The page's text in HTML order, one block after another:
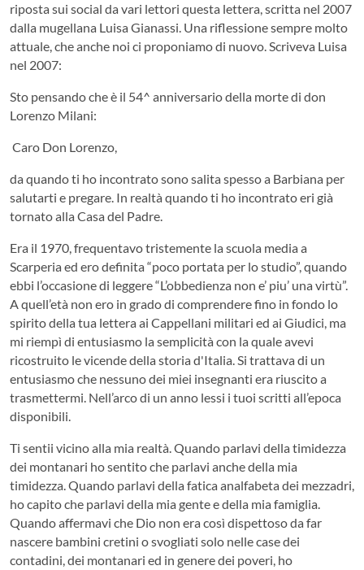
riposta sui social da vari lettori questa lettera, scritta nel 2007
dalla mugellana Luisa Gianassi. Una riflessione sempre molto
attuale, che anche noi ci proponiamo di nuovo. Scriveva Luisa
nel 2007:
Sto pensando che è il 54^ anniversario della morte di don
Lorenzo Milani:
Caro Don Lorenzo,
da quando ti ho incontrato sono salita spesso a Barbiana per
salutarti e pregare. In realtà quando ti ho incontrato eri già
tornato alla Casa del Padre.
Era il 1970, frequentavo tristemente la scuola media a
Scarperia ed ero definita “poco portata per lo studio”, quando
ebbi l’occasione di leggere “L’obbedienza non e’ piu’ una virtù”.
A quell’età non ero in grado di comprendere fino in fondo lo
spirito della tua lettera ai Cappellani militari ed ai Giudici, ma
mi riempì di entusiasmo la semplicità con la quale avevi
ricostruito le vicende della storia d'Italia. Si trattava di un
entusiasmo che nessuno dei miei insegnanti era riuscito a
trasmettermi. Nell’arco di un anno lessi i tuoi scritti all’epoca
disponibili.
Ti sentii vicino alla mia realtà. Quando parlavi della timidezza
dei montanari ho sentito che parlavi anche della mia
timidezza. Quando parlavi della fatica analfabeta dei mezzadri,
ho capito che parlavi della mia gente e della mia famiglia.
Quando affermavi che Dio non era così dispettoso da far
nascere bambini cretini o svogliati solo nelle case dei
contadini, dei montanari ed in genere dei poveri, ho